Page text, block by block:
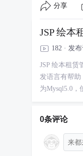
分享
JSP 绘本
182 · 发
JSP 绘本租赁
发语言有帮助
为Mysql5.0，
0条评论